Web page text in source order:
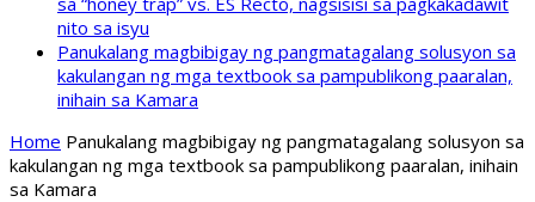
nito sa isyu
Panukalang magbibigay ng pangmatagalang solusyon sa
kakulangan ng mga textbook sa pampublikong paaralan,
inihain sa Kamara
Home Panukalang magbibigay ng pangmatagalang solusyon sa
kakulangan ng mga textbook sa pampublikong paaralan, inihain
sa Kamara